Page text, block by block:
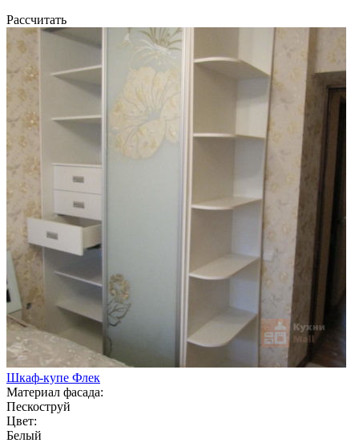
Рассчитать
Шкаф-купе Флек
Материал фасада:
Пескоструй
Цвет:
Белый